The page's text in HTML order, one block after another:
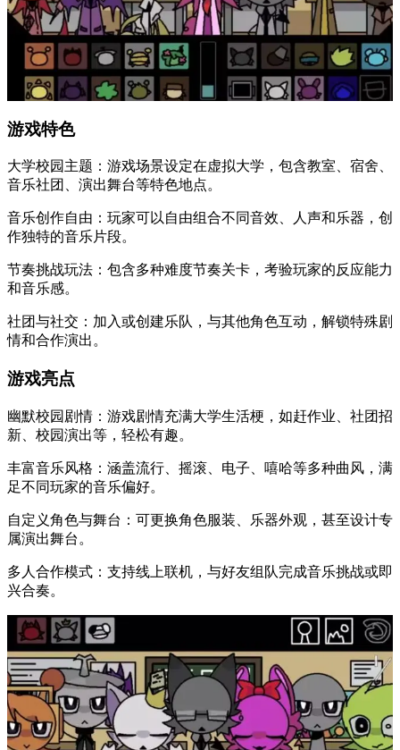
游戏特色
大学校园主题：游戏场景设定在虚拟大学，包含教室、宿舍、
音乐社团、演出舞台等特色地点。
音乐创作自由：玩家可以自由组合不同音效、人声和乐器，创
作独特的音乐片段。
节奏挑战玩法：包含多种难度节奏关卡，考验玩家的反应能力
和音乐感。
社团与社交：加入或创建乐队，与其他角色互动，解锁特殊剧
情和合作演出。
游戏亮点
幽默校园剧情：游戏剧情充满大学生活梗，如赶作业、社团招
新、校园演出等，轻松有趣。
丰富音乐风格：涵盖流行、摇滚、电子、嘻哈等多种曲风，满
足不同玩家的音乐偏好。
自定义角色与舞台：可更换角色服装、乐器外观，甚至设计专
属演出舞台。
多人合作模式：支持线上联机，与好友组队完成音乐挑战或即
兴合奏。